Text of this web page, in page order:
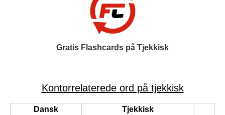
Gratis Flashcards på Tjekkisk
Kontorrelaterede ord på tjekkisk
Dansk
Tjekkisk